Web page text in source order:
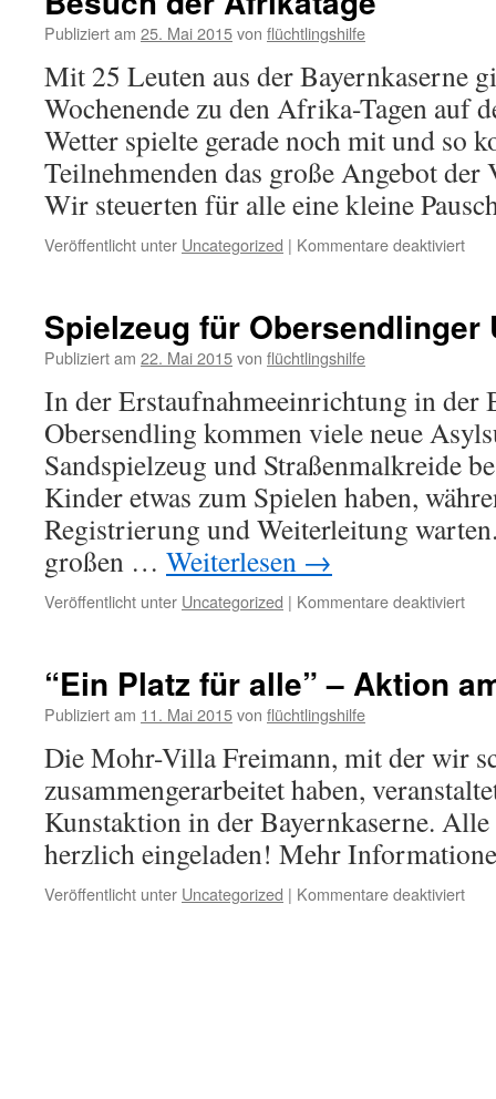
Publiziert am 25. Mai 2015von flüchtlingshilfe
Mit 25 Leuten aus der Bayernkaserne
Wochenende zu den Afrika-Tagen auf
Wetter spielte gerade noch mit und so
Teilnehmenden das große Angebot der
Wir steuerten für alle eine kleine
Veröffentlicht unter Uncategorized | Kommentare deaktiviert
Spielzeug für Obersendlinger
Publiziert am 22. Mai 2015von flüchtlingshilfe
In der Erstaufnahmeeinrichtung in der
Obersendling kommen viele neue
Sandspielzeug und Straßenmalkreide
Kinder etwas zum Spielen haben,
Registrierung und Weiterleitung
großen … Weiterlesen →
Veröffentlicht unter Uncategorized | Kommentare deaktiviert
“Ein Platz für alle” – Aktion
Publiziert am 11. Mai 2015von flüchtlingshilfe
Die Mohr-Villa Freimann, mit der wir
zusammengerarbeitet haben,
Kunstaktion in der Bayernkaserne.
herzlich eingeladen! Mehr
Veröffentlicht unter Uncategorized | Kommentare deaktiviert